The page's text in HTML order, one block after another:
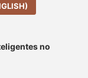
no